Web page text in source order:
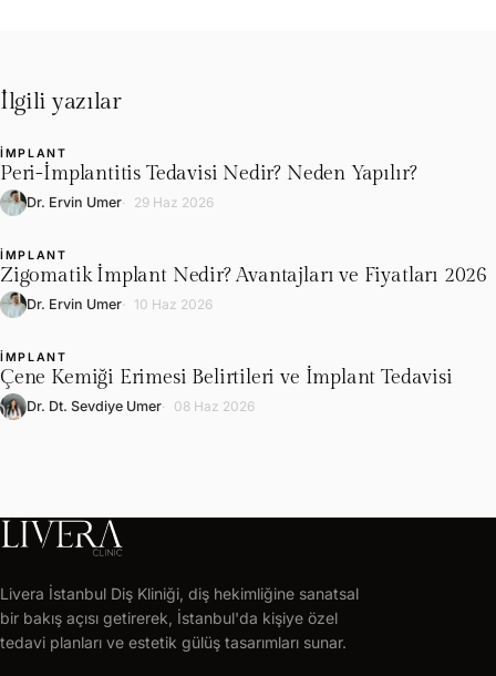
İlgili yazılar
L
İMPLANT
Peri-İmplantitis Tedavisi Nedir? Neden Yapılır?
Dr. Ervin Umer 29 Haz 2026
L
İMPLANT
Zigomatik İmplant Nedir? Avantajları ve Fiyatları 2026
Dr. Ervin Umer 10 Haz 2026
L
İMPLANT
Çene Kemiği Erimesi Belirtileri ve İmplant Tedavisi
Dr. Dt. Sevdiye Umer 08 Haz 2026
CLINIC
Ücretsiz
tedavi
Livera İstanbul Diş Kliniği, diş hekimliğine sanatsal
bir bakış açısı getirerek, İstanbul'da kişiye özel
tedavi planları ve estetik gülüş tasarımları sunar.